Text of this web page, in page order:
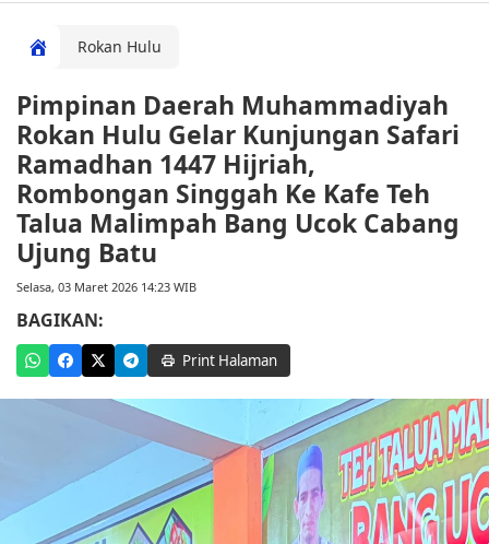
Rokan Hulu
Pimpinan Daerah Muhammadiyah
Rokan Hulu Gelar Kunjungan Safari
Ramadhan 1447 Hijriah,
Rombongan Singgah Ke Kafe Teh
Talua Malimpah Bang Ucok Cabang
Ujung Batu
Selasa, 03 Maret 2026 14:23 WIB
BAGIKAN:
Print Halaman